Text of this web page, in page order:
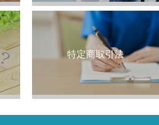
特定商取引法